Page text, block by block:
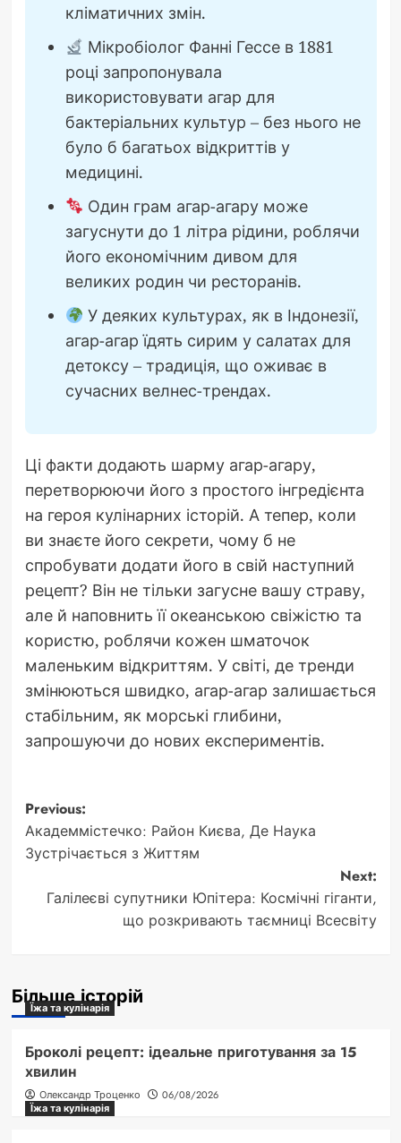
кліматичних змін.
Мікробіолог Фанні Гессе в 1881
році запропонувала
використовувати агар для
бактеріальних культур – без нього не
було б багатьох відкриттів у
медицині.
Один грам агар-агару може
загуснути до 1 літра рідини, роблячи
його економічним дивом для
великих родин чи ресторанів.
У деяких культурах, як в Індонезії,
агар-агар їдять сирим у салатах для
детоксу – традиція, що оживає в
сучасних велнес-трендах.
Ці факти додають шарму агар-агару,
перетворюючи його з простого інгредієнта
на героя кулінарних історій. А тепер, коли
ви знаєте його секрети, чому б не
спробувати додати його в свій наступний
рецепт? Він не тільки загусне вашу страву,
але й наповнить її океанською свіжістю та
користю, роблячи кожен шматочок
маленьким відкриттям. У світі, де тренди
змінюються швидко, агар-агар залишається
стабільним, як морські глибини,
запрошуючи до нових експериментів.
Post
navigation
Previous:
Академмістечко: Район Києва, Де Наука
Зустрічається з Життям
Next:
Галілеєві супутники Юпітера: Космічні гіганти,
що розкривають таємниці Всесвіту
Більше історій
Їжа та кулінарія
Броколі рецепт: ідеальне приготування за 15
хвилин
Олександр Троценко
06/08/2026
Їжа та кулінарія